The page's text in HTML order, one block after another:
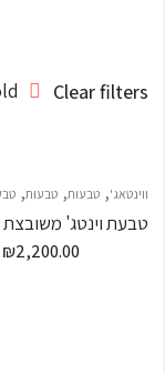
Clear filters
ווינטאג', טבעות, טבעות,
₪2,200.00